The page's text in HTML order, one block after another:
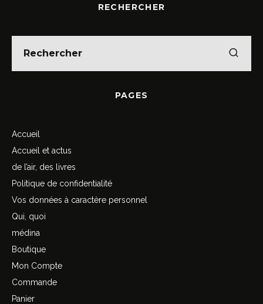
RECHERCHER
PAGES
Accueil
Accueil et actus
de l’air, des livres
Politique de confidentialité
Vos données à caractère personnel
Qui, quoi
médina
Boutique
Mon Compte
Commande
Panier